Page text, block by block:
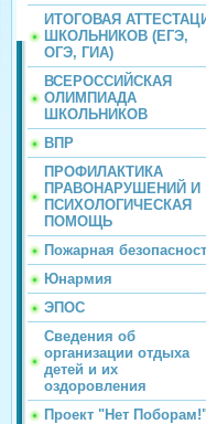
ИТОГОВАЯ
ШКОЛЬНИКОВ (ЕГЭ,
ОГЭ, ГИА)
ВСЕРОССИЙСКАЯ
ОЛИМПИАДА
ШКОЛЬНИКОВ
ВПР
ПРОФИЛАКТИКА
ПРАВОНАРУШЕНИЙ И
ПСИХОЛОГИЧЕСКАЯ
ПОМОЩЬ
Пожарная
Юнармия
ЭПОС
Сведения об
организации отдыха
детей и их
оздоровления
Проект "Нет